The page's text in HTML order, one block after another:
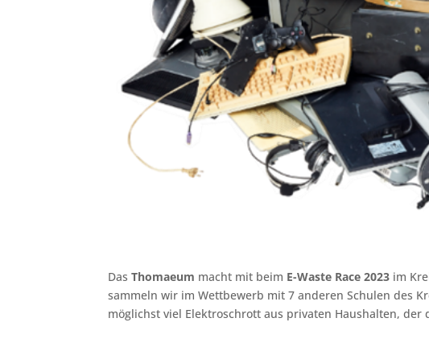
DasThomaeum macht mit beim E-Waste Race 2023 im
sammeln wir im Wettbewerb mit 7 anderen Schulen des
möglichst viel Elektroschrott aus privaten Haushalten,